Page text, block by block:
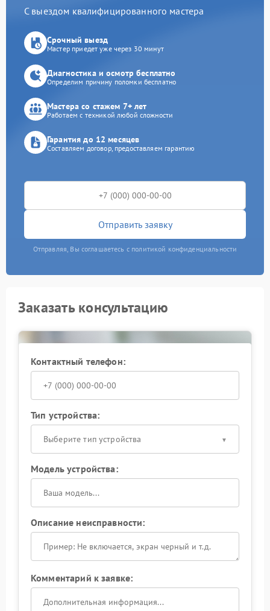
С выездом квалифицированного мастера
Срочный выезд
Мастер приедет уже через 30 минут
Диагностика и осмотр бесплатно
Определим причину поломки бесплатно
Мастера со стажем 7+ лет
Работаем с техникой любой сложности
Гарантия до 12 месяцев
Составляем договор, предоставляем гарантию
Отправить заявку
Отправляя, Вы соглашаетесь с политикой конфиденциальности
Заказать консультацию
Контактный телефон:
Тип устройства:
Выберите тип устройства
Модель устройства:
Описание неисправности:
Комментарий к заявке: